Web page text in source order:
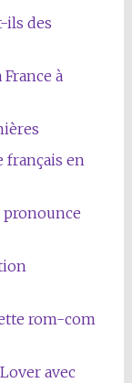
ils des
à
français en
rom-com
avec